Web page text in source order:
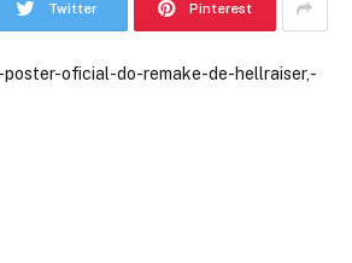
Twitter Pinterest